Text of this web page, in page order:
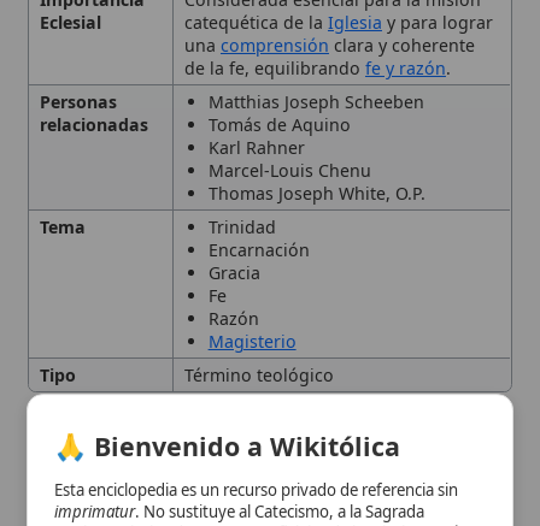
Karl Rahner
Marcel-Louis Chenu
Thomas Joseph White, O.P.
Trinidad
Encarnación
Gracia
Razón
Magisterio
Tipo
Término teológico
Definición y naturaleza
Desarrollo histórico
Principales exponentes
Metodología
Controversias y desafíos
🙏 Bienvenido a Wikitólica
Esta enciclopedia es un recurso privado de referencia sin
. No sustituye al Catecismo, a la Sagrada
Escritura ni a los documentos oficiales de la Iglesia y está
destinada únicamente a la estudio personal. El borrador de
los artículos se compone conMagisterium. Queda
colegios o seminarios sin autorización episcopal -CDC 823-.
Se insta a consultar siempre las fuentes referenciadas y a
del menú superior. Entrando a la enciclopedia confirma que
ha leído y acepta expresamente lapolítica de privacidady el